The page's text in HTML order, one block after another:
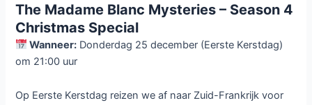
The Madame Blanc Mysteries – Season 4
Christmas Special
Wanneer: Donderdag 25 december (Eerste Kerstdag)
om 21:00 uur
Op Eerste Kerstdag reizen we af naar Zuid-Frankrijk voor